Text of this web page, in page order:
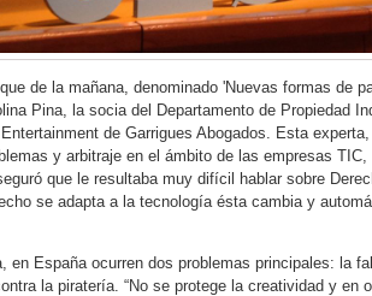
de la mañana, denominado 'Nuevas formas de
Pina, la socia del Departamento de Propiedad
de Garrigues Abogados. Esta
y arbitraje en el ámbito de las empresas
que le resultaba muy difícil hablar sobre
se adapta a la tecnología ésta cambia y
en España ocurren dos problemas principales: la
la piratería. “No se protege la creatividad y en